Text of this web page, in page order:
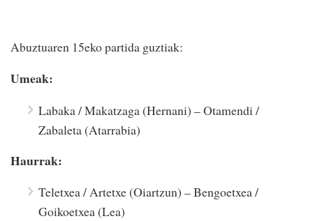
Abuztuaren 15eko partida guztiak:
Umeak:
Labaka / Makatzaga (Hernani) – Otamendi /
Zabaleta (Atarrabia)
Haurrak:
Teletxea / Artetxe (Oiartzun) – Bengoetxea /
Goikoetxea (Lea)